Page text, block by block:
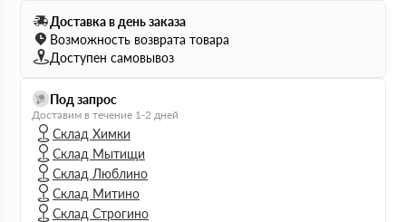
Доставка в день заказа
Возможность возврата товара
Доступен самовывоз
Под запрос
Доставим в течение 1-2 дней
Склад Химки
Склад Мытищи
Склад Люблино
Склад Митино
Склад Строгино